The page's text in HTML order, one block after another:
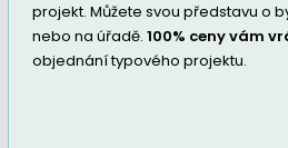
projekt. Můžete svou představu o
nebo na úřadě.100% ceny vám
objednání typového projektu.